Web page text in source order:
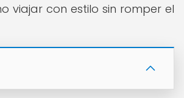
viajar con estilo sin romper el